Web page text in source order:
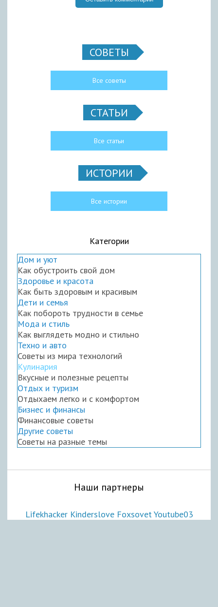
СОВЕТЫ
Все советы
СТАТЬИ
Все статьи
ИСТОРИИ
Все истории
Категории
Дом и уют
Как обустроить свой дом
Здоровье и красота
Как быть здоровым и красивым
Дети и семья
Как побороть трудности в семье
Мода и стиль
Как выглядеть модно и стильно
Техно и авто
Советы из мира технологий
Кулинария
Вкусные и полезные рецепты
Отдых и туризм
Отдыхаем легко и с комфортом
Бизнес и финансы
Финансовые советы
Другие советы
Советы на разные темы
Наши партнеры
Lifekhacker Kinderslove FoxsovetYoutube03